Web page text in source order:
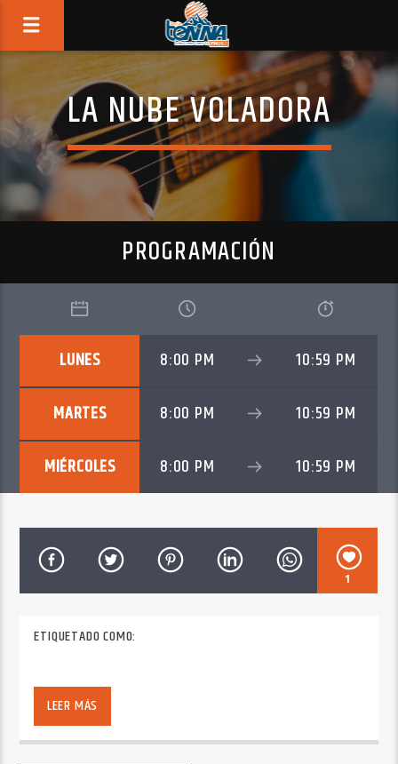
LA NUBE VOLADORA
PROGRAMACIÓN
LUNES 8:00 PM 10:59 PM
MARTES 8:00 PM 10:59 PM
MIÉRCOLES 8:00 PM 10:59 PM
1
ETIQUETADO COMO:
LEER MÁS